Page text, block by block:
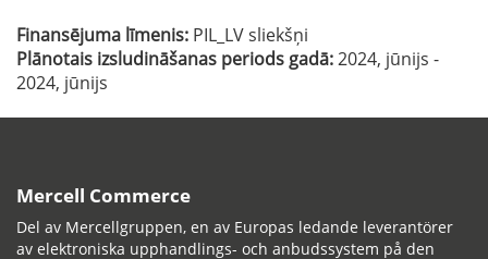
Finansējuma līmenis: PIL_LV sliekšņi
Plānotais izsludināšanas periods gadā:2024, jūnijs -
2024, jūnijs
Mercell Commerce
Del av Mercellgruppen, en av Europas ledande leverantörer
av elektroniska upphandlings- och anbudssystem på den